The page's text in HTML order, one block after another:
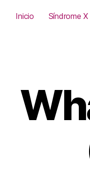
Inicio Síndrome X